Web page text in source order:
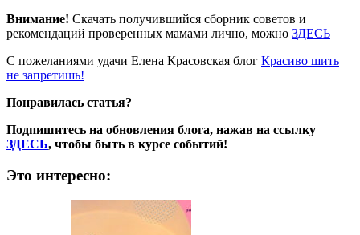
Внимание! Скачать получившийся сборник советов и
рекомендаций проверенных мамами лично, можно ЗДЕСЬ
С пожеланиями удачи Елена Красовская блог Красиво шить
не запретишь!
Понравилась статья?
Подпишитесь на обновления блога, нажав на ссылку
ЗДЕСЬ, чтобы быть в курсе событий!
Это интересно: